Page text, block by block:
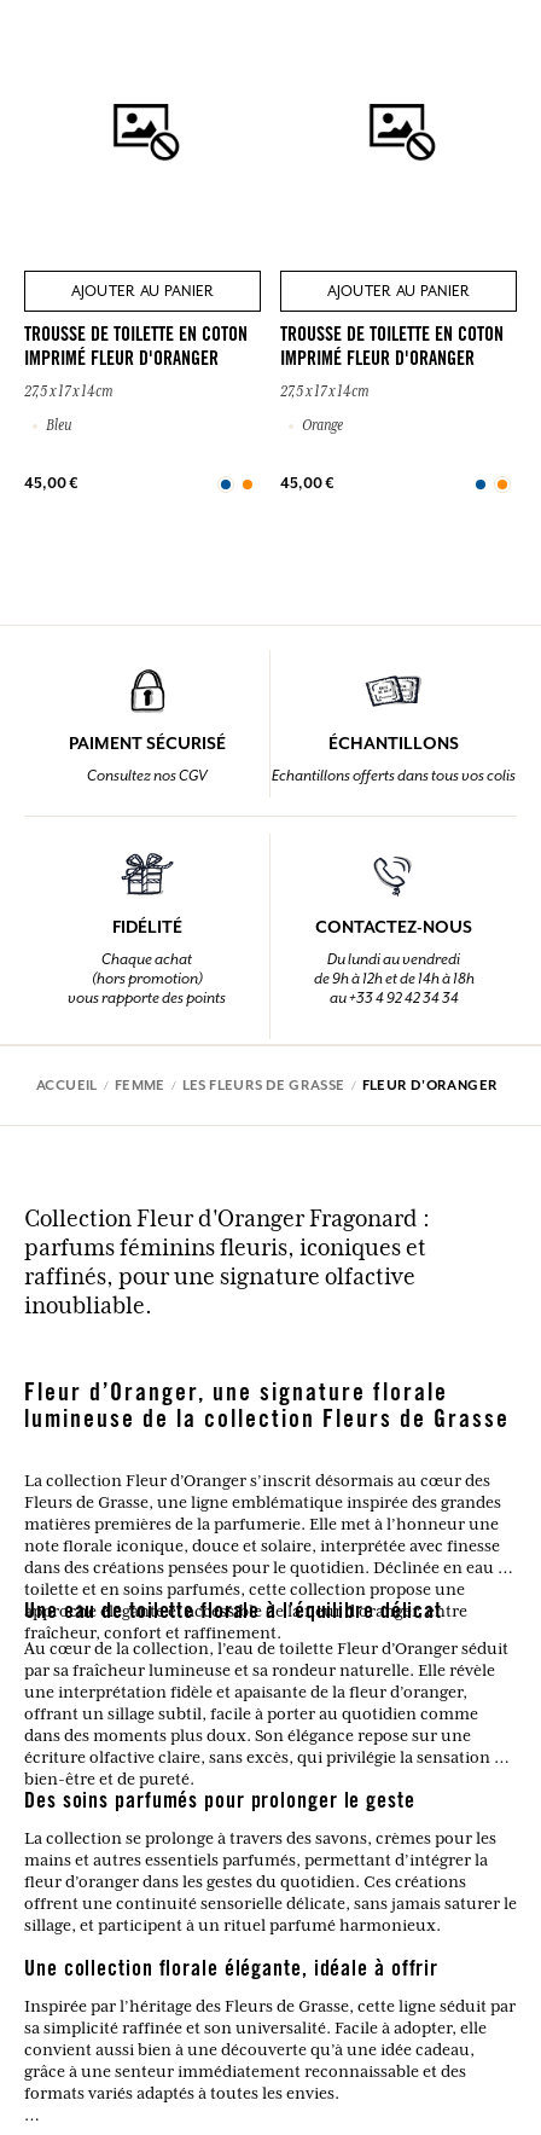
AJOUTER AU PANIER
TROUSSE DE TOILETTE EN COTON
IMPRIMÉ FLEUR D'ORANGER
27,5 x 17 x 14cm
Bleu
45,00 €
AJOUTER AU PANIER
TROUSSE DE TOILETTE EN COTON
IMPRIMÉ FLEUR D'ORANGER
27,5 x 17 x 14cm
Orange
45,00 €
PAIMENT SÉCURISÉ
Consultez nos CGV
ÉCHANTILLONS
Echantillons offerts dans tous vos colis
FIDÉLITÉ
Chaque achat
(hors promotion)
vous rapporte des points
CONTACTEZ-NOUS
Du lundi au vendredi
de 9h à 12h et de 14h à 18h
au +33 4 92 42 34 34
ACCUEIL FEMME LES FLEURS DE GRASSE FLEUR D'ORANGER
Collection Fleur d'Oranger Fragonard :
parfums féminins fleuris, iconiques et
raffinés, pour une signature olfactive
inoubliable.
Fleur d’Oranger, une signature florale
lumineuse de la collection Fleurs de Grasse
La collection Fleur d’Oranger s’inscrit désormais au cœur des
Fleurs de Grasse, une ligne emblématique inspirée des grandes
matières premières de la parfumerie. Elle met à l’honneur une
note florale iconique, douce et solaire, interprétée avec finesse
dans des créations pensées pour le quotidien. Déclinée en eau de
toilette et en soins parfumés, cette collection propose une
approche élégante et accessible de la fleur d’oranger, entre
fraîcheur, confort et raffinement.
Une eau de toilette florale à l’équilibre délicat
Au cœur de la collection, l’eau de toilette Fleur d’Oranger séduit
par sa fraîcheur lumineuse et sa rondeur naturelle. Elle révèle
une interprétation fidèle et apaisante de la fleur d’oranger,
offrant un sillage subtil, facile à porter au quotidien comme
dans des moments plus doux. Son élégance repose sur une
écriture olfactive claire, sans excès, qui privilégie la sensation de
bien-être et de pureté.
Des soins parfumés pour prolonger le geste
La collection se prolonge à travers des savons, crèmes pour les
mains et autres essentiels parfumés, permettant d’intégrer la
fleur d’oranger dans les gestes du quotidien. Ces créations
offrent une continuité sensorielle délicate, sans jamais saturer le
sillage, et participent à un rituel parfumé harmonieux.
Une collection florale élégante, idéale à offrir
Inspirée par l’héritage des Fleurs de Grasse, cette ligne séduit par
sa simplicité raffinée et son universalité. Facile à adopter, elle
convient aussi bien à une découverte qu’à une idée cadeau,
grâce à une senteur immédiatement reconnaissable et des
formats variés adaptés à toutes les envies.